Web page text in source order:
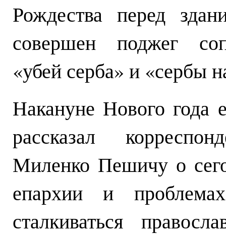
Рождества перед
совершен поджег
«убей серба» и «сербы
Накануне Нового года
рассказал
Миленко Пешичу о
епархии и
сталкиваться